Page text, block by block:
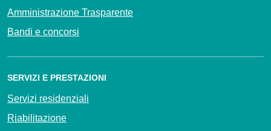
Amministrazione Trasparente
Bandi e concorsi
SERVIZI E PRESTAZIONI
Servizi residenziali
Riabilitazione